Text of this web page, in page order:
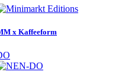
x Kaffeeform